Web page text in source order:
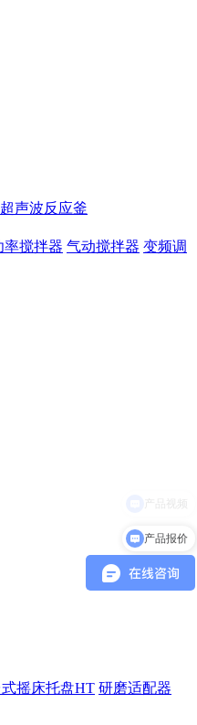
超声波反应釜
率搅拌器 气动搅拌器 变频调
式摇床托盘HT 研磨适配器
产品报价